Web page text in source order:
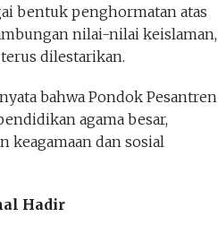
bentuk penghormatan atas
nilai-nilai keislaman,
dilestarikan.
bahwa Pondok Pesantren
agama besar,
keagamaan dan sosial
Hadir